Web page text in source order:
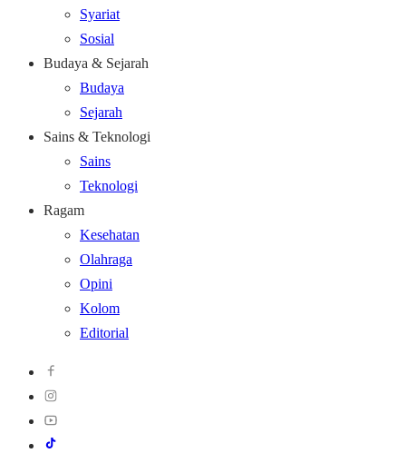
Syariat
Sosial
Budaya & Sejarah
Budaya
Sejarah
Sains & Teknologi
Sains
Teknologi
Ragam
Kesehatan
Olahraga
Opini
Kolom
Editorial